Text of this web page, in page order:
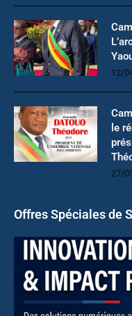
12/
le
27/
Offres Spéciales de